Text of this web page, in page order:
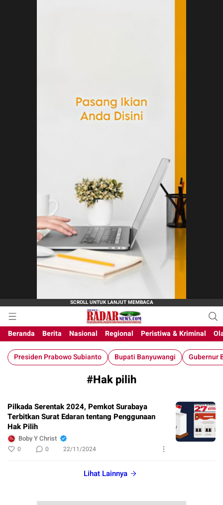
M-Radar News
media online
Beranda
Berita Nasional Regional Peristiwa & Kriminal
Presiden Prabowo Subianto Bupati Banyuwangi Gubernur
#Hak pilih
Pilkada Serentak 2024, Pemkot Surabaya
Terbitkan Surat Edaran tentang Penggunaan
Hak Pilih
Boby Y Christ
0 0 22/11/2024
Lihat Lainnya